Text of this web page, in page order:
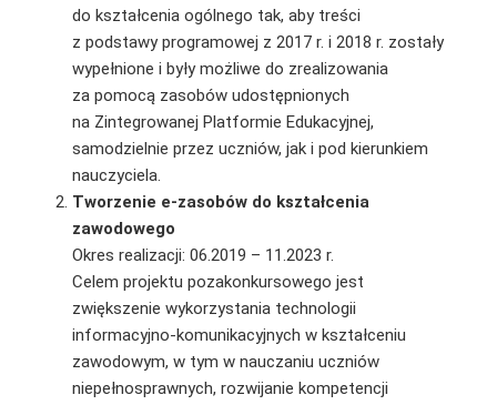
do kształcenia ogólnego tak, aby treści
z podstawy programowej z 2017 r. i 2018 r. zostały
wypełnione i były możliwe do zrealizowania
za pomocą zasobów udostępnionych
na Zintegrowanej Platformie Edukacyjnej,
samodzielnie przez uczniów, jak i pod kierunkiem
nauczyciela.
Tworzenie e-zasobów do kształcenia
zawodowego
Okres realizacji: 06.2019 – 11.2023 r.
Celem projektu pozakonkursowego jest
zwiększenie wykorzystania technologii
informacyjno-komunikacyjnych w kształceniu
zawodowym, w tym w nauczaniu uczniów
niepełnosprawnych, rozwijanie kompetencji